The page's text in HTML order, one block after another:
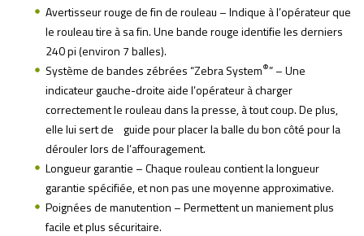
Avertisseur rouge de fin de rouleau – Indique à l’opérateur que
le rouleau tire à sa fin. Une bande rouge identifie les derniers
240 pi (environ 7 balles).
Système de bandes zébrées “Zebra System®” – Une
indicateur gauche-droite aide l’opérateur à charger
correctement le rouleau dans la presse, à tout coup. De plus,
elle lui sert de guide pour placer la balle du bon côté pour la
dérouler lors de l’affouragement.
Longueur garantie – Chaque rouleau contient la longueur
garantie spécifiée, et non pas une moyenne approximative.
Poignées de manutention – Permettent un maniement plus
facile et plus sécuritaire.